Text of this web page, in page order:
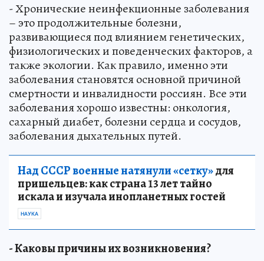
- Хронические неинфекционные заболевания
– это продолжительные болезни,
развивающиеся под влиянием генетических,
физиологических и поведенческих факторов, а
также экологии. Как правило, именно эти
заболевания становятся основной причиной
смертности и инвалидности россиян. Все эти
заболевания хорошо известны: онкология,
сахарный диабет, болезни сердца и сосудов,
заболевания дыхательных путей.
Над СССР военные натянули «сетку»для
пришельцев: как страна 13 лет тайно
искала и изучала инопланетных гостей
НАУКА
- Каковы причины их возникновения?